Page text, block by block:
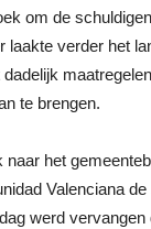
om de
laakte verder het
te brengen.
het
Valenciana
werd